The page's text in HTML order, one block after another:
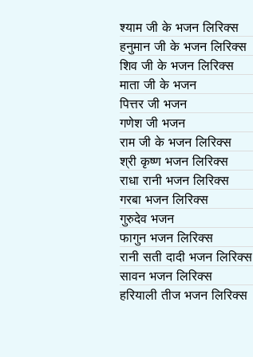
श्याम जी के भजन लिरिक्स
हनुमान जी के भजन लिरिक्स
शिव जी के भजन लिरिक्स
माता जी के भजन
पित्तर जी भजन
गणेश जी भजन
राम जी के भजन लिरिक्स
श्री कृष्ण भजन लिरिक्स
राधा रानी भजन लिरिक्स
गरबा भजन लिरिक्स
गुरुदेव भजन
फागुन भजन लिरिक्स
रानी सती दादी भजन लिरिक्स
सावन भजन लिरिक्स
हरियाली तीज भजन लिरिक्स